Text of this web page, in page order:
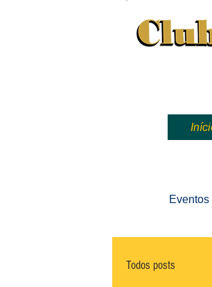
Eventos
Todos posts